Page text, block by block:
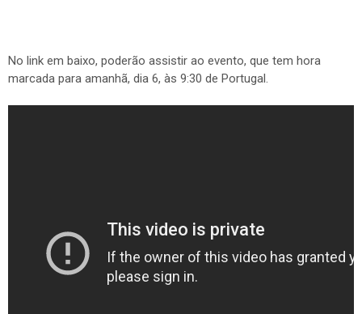
No link em baixo, poderão assistir ao evento, que tem hora
marcada para amanhã, dia 6, às 9:30 de Portugal.